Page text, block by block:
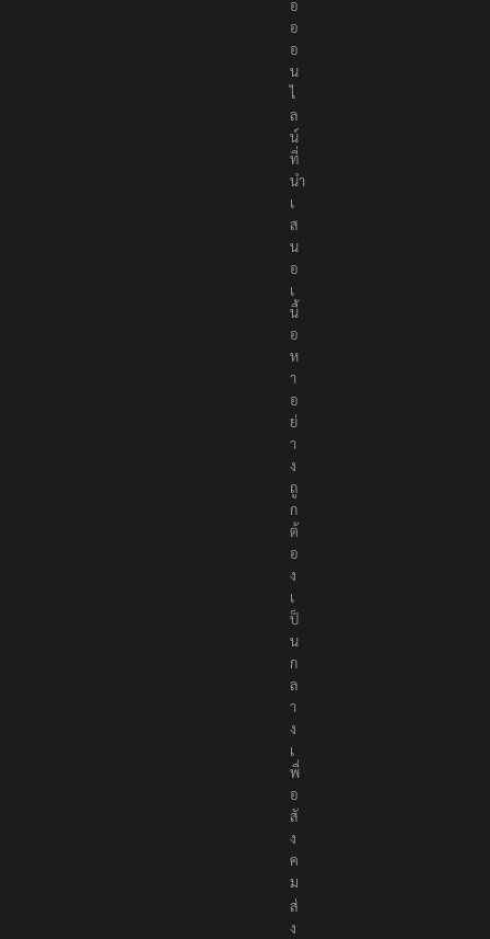
อ
อ
อ
น
ไ
ล
น์
ที่
นำ
เ
ส
น
อ
เ
นื้
อ
ห
า
อ
ย่
า
ง
ถู
ก
ต้
อ
ง
เ
ป็
น
ก
ล
า
ง
เ
พื่
อ
สั
ง
ค
ม
ส่
ง